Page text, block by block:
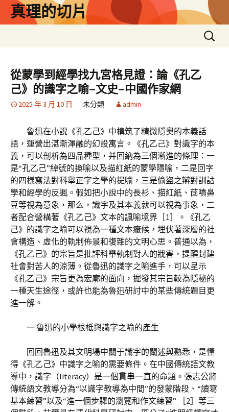
真理的切片
搜
尋
字:
從蒙學到經學找九宮格見證：論《孔乙
己》的識字之喻–文史–中國作家網
2025 年 3 月 10 日 未分類 admin
魯迅在小說《孔乙己》中構筑了精微隱奧的本義話
語，運營出湛漸渾融的幻設寓言。《孔乙己》對識字的本
義，可以剖析為四品種型，并回納為三個漸進的條理：一
是“孔乙己”綽號的換喻以及描紅紙的蒙學隱喻，二是回字
的四樣寫法對科舉正字之學的提喻，三是偷盜之辯對訓詁
學和經學的反諷。假如把小說中的長衫、描紅紙、茴噴鼻
豆等視為意象，那么，識字及其本義就可以視為事象，二
者配合營構著《孔乙己》文本的諷喻境界［1］。《孔乙
己》的識字之喻可以視為一種文本癥候，埋伏著深層的社
會構造、虛化的軌制佈景和復雜的文明心思。普通以為，
《孔乙己》的宗旨是批評科舉軌制對人的戕害，提醒封建
社會對苦人的涼薄。從魯迅的識字之喻進手，可以呈示
《孔乙己》宗旨更為宏廓的面向，掘發其宗旨較為隱秘的
一種天生途徑，或許也能為魯迅研討中的某些傳統題目更
進一解。
一 魯迅的小學根柢與識字之喻的產生
回回魯迅及其文明場中關于識字的闡述與熟悉，是懂
得《孔乙己》中識字之喻的需要條件。在中國傳統語文教
導中，識字（literacy）是一個貫串一直的命題。張志公將
傳統語文教導分為“以識字教導為中間”的發蒙階段、“讀寫
基本練習”以及“進一個步驟的瀏覽和作文練習” ［2］等三